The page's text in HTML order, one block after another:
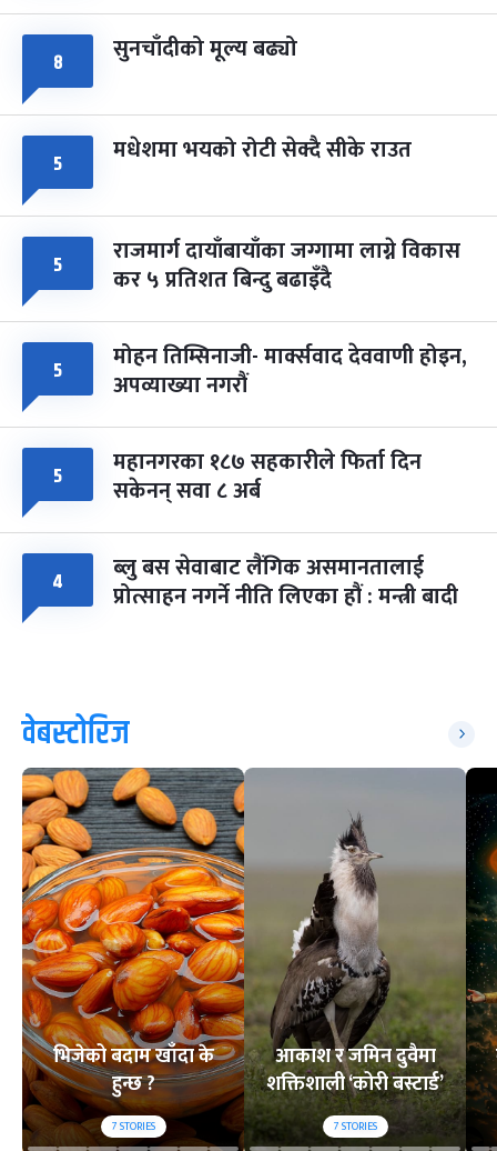
८ सुनचाँदीको मूल्य बढ्यो
५ मधेशमा भयको रोटी सेक्दै सीके राउत
५ राजमार्ग दायाँबायाँका जग्गामा लाग्ने विकास
कर ५ प्रतिशत बिन्दु बढाइँदै
५ मोहन तिम्सिनाजी- मार्क्सवाद देववाणी होइन,
अपव्याख्या नगरौं
५ महानगरका १८७ सहकारीले फिर्ता दिन
सकेनन् सवा ८ अर्ब
४ ब्लु बस सेवाबाट लैंगिक असमानतालाई
प्रोत्साहन नगर्ने नीति लिएका हौं : मन्त्री बादी
वेबस्टोरिज
भिजेको बदाम खाँदा के
हुन्छ ?
7STORIES
आकाश र जमिन दुवैमा
शक्तिशाली ‘कोरी बस्टार्ड’
7STORIES